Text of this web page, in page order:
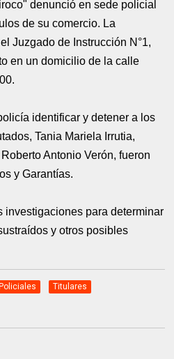
denunció en sede policial
de su comercio. La
Juzgado de Instrucción N°1,
en un domicilio de la calle
identificar y detener a los
Tania Mariela Irrutia,
Antonio Verón, fueron
y Garantías.
investigaciones para determinar
y otros posibles
Titulares